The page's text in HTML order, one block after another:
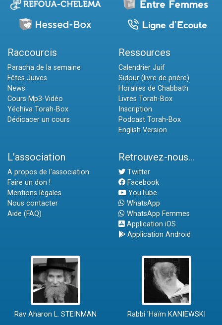
Raccourcis
Paracha de la semaine
Fêtes Juives
News
Cours Mp3-Vidéo
Yéchiva Torah-Box
Dédicacer un cours
Ressources
Calendrier Juif
Sidour (livre de prière)
Horaires de Chabbath
Livres Torah-Box
Inscription
Podcast Torah-Box
English Version
L'association
A propos de l'association
Faire un don !
Mentions légales
Nous contacter
Aide (FAQ)
Retrouvez-nous...
Twitter
Facebook
YouTube
WhatsApp
WhatsApp Femmes
Application iOS
Application Android
Rav Aharon L. STEINMAN Rabbi 'Haïm KANIEWSKI